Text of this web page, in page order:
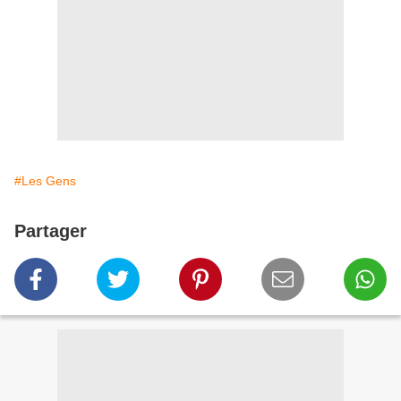
#Les Gens
Partager